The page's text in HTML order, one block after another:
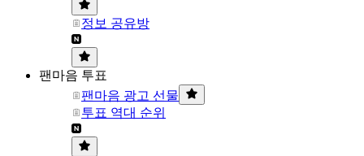
정보 공유방
팬마음 투표
팬마음 광고 선물
투표 역대 순위